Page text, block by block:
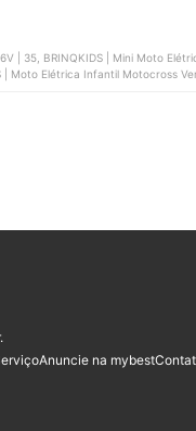
| Mini Moto Elétrica Polícia
| Moto Elétrica Infantil Motocross
Anuncie na mybest